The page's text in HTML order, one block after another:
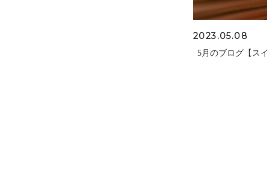
2023.05.08
5月のブログ【ス